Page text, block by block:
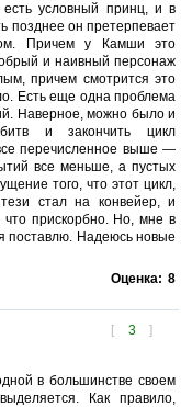
условный принц, и в
позднее он претерпевает
Причем у Камши это
и наивный персонаж
причем смотрится это
Есть еще одна проблема
Наверное, можно было и
и закончить цикл
перечисленное выше —
все меньше, а пустых
того, что этот цикл,
стал на конвейер, и
прискорбно. Но, мне в
поставлю. Надеюсь новые
Оценка: 8
[ 3 ]
в большинстве своем
Как правило,